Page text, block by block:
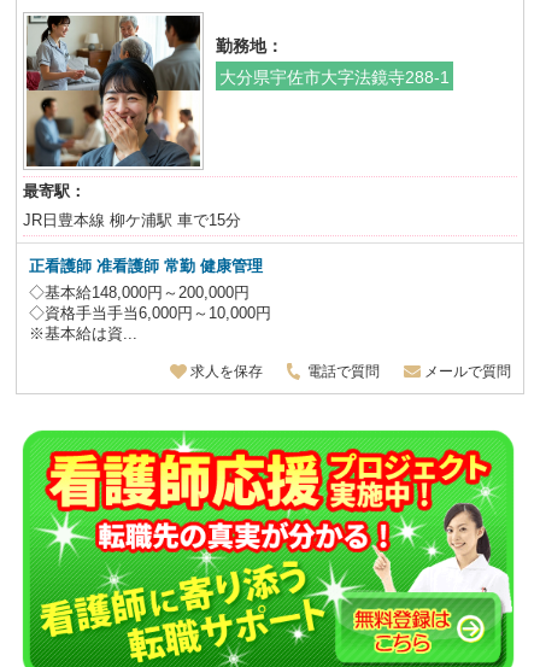
勤務地：
大分県宇佐市大字法鏡寺288-1
最寄駅：
JR日豊本線 柳ケ浦駅 車で15分
正看護師 准看護師常勤 健康管理
◇基本給148,000円～200,000円
◇資格手当手当6,000円～10,000円
※基本給は資...
求人を保存 電話で質問 メールで質問